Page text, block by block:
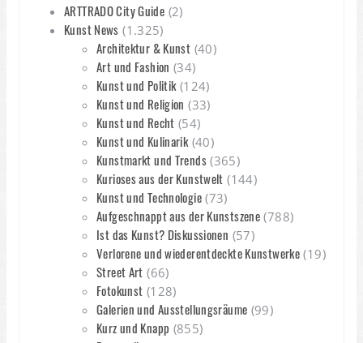
ARTTRADO City Guide (2)
Kunst News (1.325)
Architektur & Kunst (40)
Art und Fashion (34)
Kunst und Politik(124)
Kunst und Religion (33)
Kunst und Recht (54)
Kunst und Kulinarik(40)
Kunstmarkt und Trends(365)
Kurioses aus der Kunstwelt (144)
Kunst und Technologie(73)
Aufgeschnappt aus der Kunstszene (788)
Ist das Kunst? Diskussionen (57)
Verlorene und wiederentdeckte Kunstwerke (19)
Street Art (66)
Fotokunst (128)
Galerien und Ausstellungsräume (99)
Kurz und Knapp (855)